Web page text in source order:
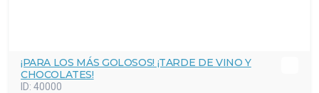
¡PARA LOS MÁS GOLOSOS! ¡TARDE DE VINO Y
CHOCOLATES!
ID: 40000